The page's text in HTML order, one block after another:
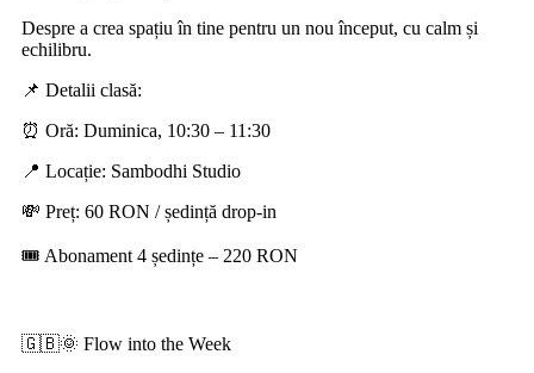
Despre a crea spațiu în tine pentru un nou început, cu calm și
echilibru.
📌 Detalii clasă:
⏰ Oră: Duminica, 10:30 – 11:30
📍 Locație: Sambodhi Studio
💸 Preț: 60 RON / ședință drop-in
🎟️ Abonament 4 ședințe – 220 RON
🇬🇧🌞 Flow into the Week